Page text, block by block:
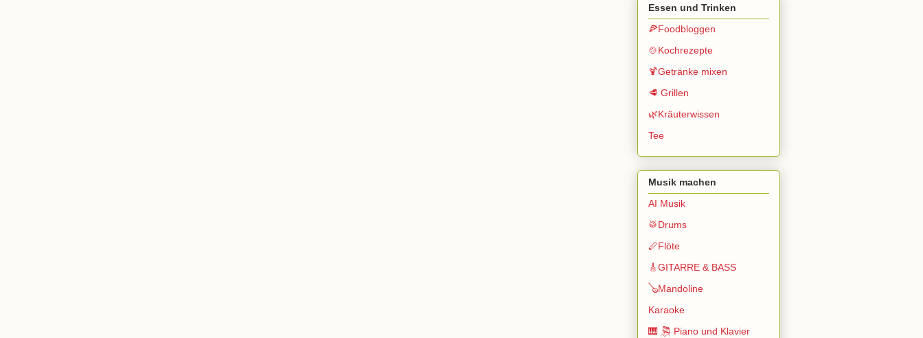
Essen und Trinken
🍕Foodbloggen
🍲Kochrezepte
🍹Getränke mixen
🥩 Grillen
🌿Kräuterwissen
Tee
Musik machen
AI Musik
🥁Drums
🪈Flöte
🎸GITARRE & BASS
🪕Mandoline
Karaoke
🎹 🎘 Piano und Klavier